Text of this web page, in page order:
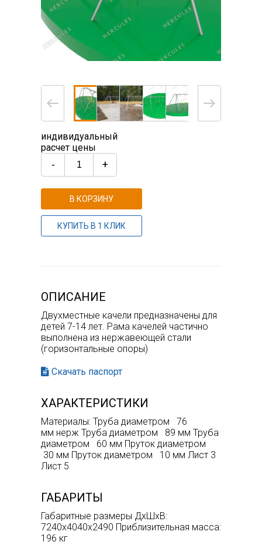
индивидуальный
расчет цены
- +
В КОРЗИНУ
КУПИТЬ В 1 КЛИК
ОПИСАНИЕ
Двухместные качели предназначены для
детей 7-14 лет. Рама качелей частично
выполнена из нержавеющей стали
(горизонтальные опоры)
Скачать паспорт
ХАРАКТЕРИСТИКИ
Материалы: Труба диаметром 76
мм нерж Труба диаметром 89 мм Труба
диаметром 60 мм Пруток диаметром
30 мм Пруток диаметром 10 мм Лист 3
Лист 5
ГАБАРИТЫ
Габаритные размеры ДхШхВ:
7240х4040х2490 Приблизительная масса:
196 кг